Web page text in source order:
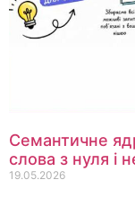
Семантичне
слова з нуля і
19.05.2026